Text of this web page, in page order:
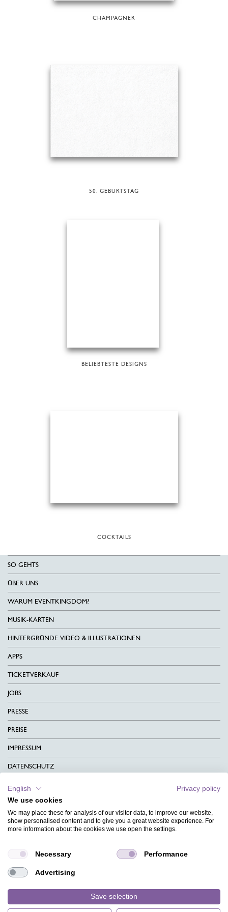
CHAMPAGNER
50. GEBURTSTAG
BELIEBTESTE DESIGNS
COCKTAILS
SO GEHTS
ÜBER UNS
WARUM EVENTKINGDOM?
MUSIK-KARTEN
HINTERGRÜNDE VIDEO & ILLUSTRATIONEN
APPS
TICKETVERKAUF
JOBS
PRESSE
PREISE
IMPRESSUM
DATENSCHUTZ
KONTAKT
AGB
CHARITY
MAGAZIN
HILFE
English
Privacy policy
We use cookies
We may place these for analysis of our visitor data, to improve our website,
show personalised content and to give you a great website experience. For
more information about the cookies we use open the settings.
Necessary Performance
Advertising
Save selection